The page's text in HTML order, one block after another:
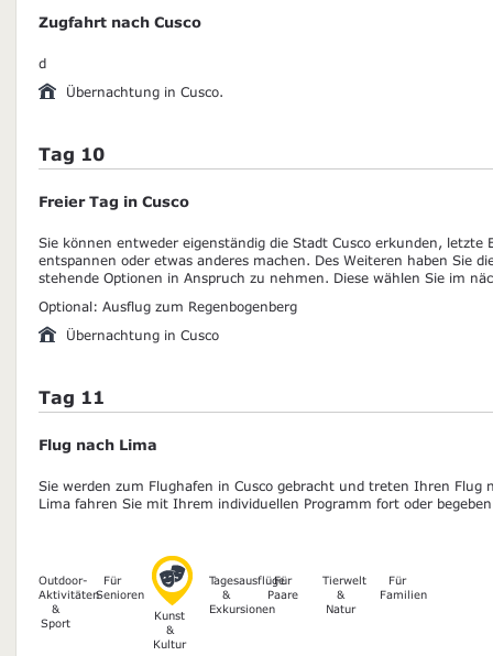
Zugfahrt nach Cusco
d
Übernachtung in Cusco.
Tag 10
Freier Tag in Cusco
Sie können entweder eigenständig die Stadt Cusco erkunden, letzte
entspannen oder etwas anderes machen. Des Weiteren haben Sie
stehende Optionen in Anspruch zu nehmen. Diese wählen Sie im
Optional: Ausflug zum Regenbogenberg
Übernachtung in Cusco
Tag 11
Flug nach Lima
Sie werden zum Flughafen in Cusco gebracht und treten Ihren Flug
Lima fahren Sie mit Ihrem individuellen Programm fort oder
Outdoor-
Aktivitäten
&
Sport
Für
Senioren
Kunst
&
Kultur
Tagesausflüge
&
Exkursionen
Für
Paare
Tierwelt
&
Natur
Für
Familien